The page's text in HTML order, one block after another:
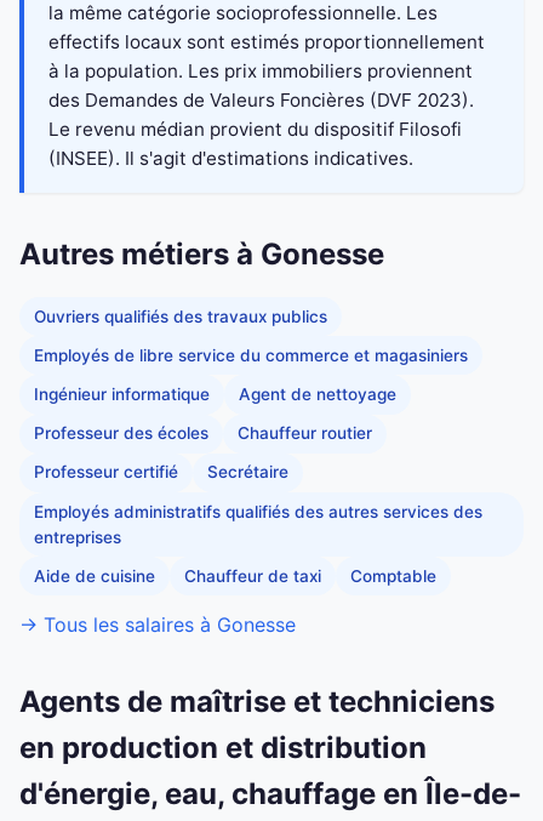
la même catégorie socioprofessionnelle. Les
effectifs locaux sont estimés proportionnellement
à la population. Les prix immobiliers proviennent
des Demandes de Valeurs Foncières (DVF 2023).
Le revenu médian provient du dispositif Filosofi
(INSEE). Il s'agit d'estimations indicatives.
Autres métiers à Gonesse
Ouvriers qualifiés des travaux publics
Employés de libre service du commerce et magasiniers
Ingénieur informatique Agent de nettoyage
Professeur des écoles Chauffeur routier
Professeur certifié Secrétaire
Employés administratifs qualifiés des autres services des
entreprises
Aide de cuisine Chauffeur de taxi Comptable
→ Tous les salaires à Gonesse
Agents de maîtrise et techniciens
en production et distribution
d'énergie, eau, chauffage en Île-de-